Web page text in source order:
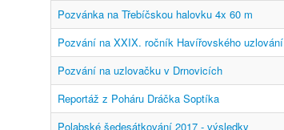
Pozvánka na Třebíčskou halovku 4x 60 m
Pozvání na XXIX. ročník Havířovského uzlování
Pozvání na uzlovačku v Drnovicích
Reportáž z Poháru Dráčka Soptíka
Polabské šedesátkování 2017 - výsledky